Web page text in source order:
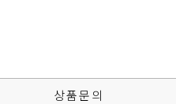
상품문의